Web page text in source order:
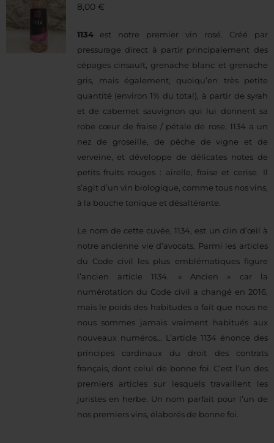
8,00 €
1134est notre premier vin rosé. Créé par
pressurage direct à partir principalement des
cépages cinsault, grenache blanc et grenache
gris, mais également, quoiqu’en très petite
quantité (environ 1% du total), à partir de syrah
et de cabernet sauvignon qui lui donnent sa
robe cœur de fraise / pétale de rose, 1134 a un
nez de groseille, de pêche de vigne et de
verveine, et développe de délicates notes de
petits fruits rouges : airelle, fraise et cerise. Il
s’agit d’un vin biologique, comme tous nos vins,
à la bouche tonique et désaltérante.
Le nom de cette cuvée, 1134, est un clin d’œil à
notre ancienne vie d’avocats. Parmi les articles
du Code civil les plus emblématiques figure
l’ancien article 1134. « Ancien » car la
numérotation du Code civil a changé en 2016,
mais le poids des habitudes a fait que nous ne
nous sommes jamais vraiment habitués aux
nouveaux numéros... L’article 1134 énonce des
principes cardinaux du droit des contrats
français, dont celui de bonne foi. C’est l’un des
premiers articles sur lesquels travaillent les
juristes en herbe. Un nom parfait pour l’un de
nos premiers vins, élaborés de bonne foi.